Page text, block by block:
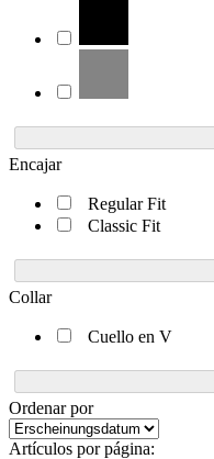
Encajar
Regular Fit
Classic Fit
Collar
Cuello en V
Ordenar por
Artículos por página: